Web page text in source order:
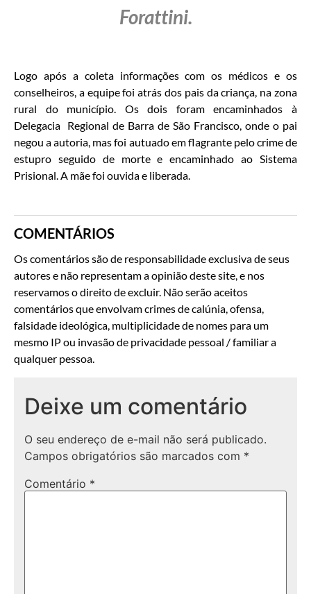
Forattini.
Logo após a coleta informações com os médicos e os
conselheiros, a equipe foi atrás dos pais da criança, na zona
rural do município. Os dois foram encaminhados à
Delegacia Regional de Barra de São Francisco, onde o pai
negou a autoria, mas foi autuado em flagrante pelo crime de
estupro seguido de morte e encaminhado ao Sistema
Prisional. A mãe foi ouvida e liberada.
COMENTÁRIOS
Os comentários são de responsabilidade exclusiva de seus
autores e não representam a opinião deste site, e nos
reservamos o direito de excluir. Não serão aceitos
comentários que envolvam crimes de calúnia, ofensa,
falsidade ideológica, multiplicidade de nomes para um
mesmo IP ou invasão de privacidade pessoal / familiar a
qualquer pessoa.
Deixe um comentário
O seu endereço de e-mail não será publicado.
Campos obrigatórios são marcados com *
Comentário *